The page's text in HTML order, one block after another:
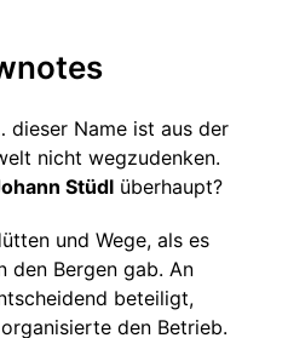
dieser Name ist aus der
nicht wegzudenken.
Stüdl überhaupt?
und Wege, als es
den Bergen gab. An
beteiligt,
den Betrieb.